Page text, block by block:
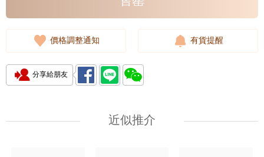
價格調整通知 有貨提醒
分享給朋友
近似推介